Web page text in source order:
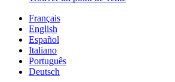
Français
English
Español
Italiano
Português
Deutsch